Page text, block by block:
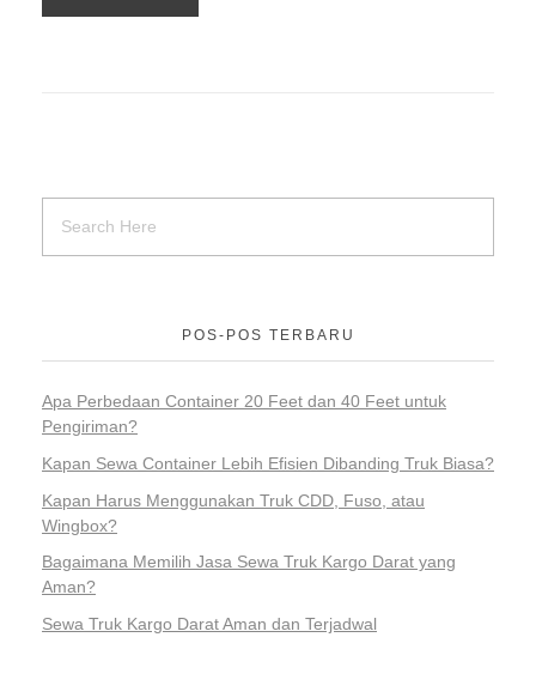
POS-POS TERBARU
Apa Perbedaan Container 20 Feet dan 40 Feet untuk
Pengiriman?
Kapan Sewa Container Lebih Efisien Dibanding Truk Biasa?
Kapan Harus Menggunakan Truk CDD, Fuso, atau
Wingbox?
Bagaimana Memilih Jasa Sewa Truk Kargo Darat yang
Aman?
Sewa Truk Kargo Darat Aman dan Terjadwal